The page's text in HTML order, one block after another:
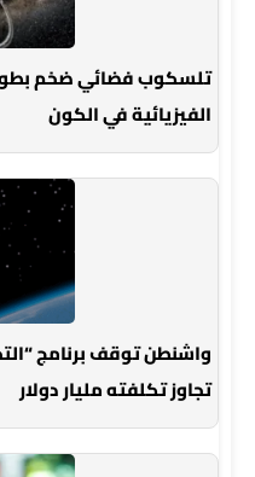
الفيزيائية في الكون
تجاوز تكلفته مليار دولار